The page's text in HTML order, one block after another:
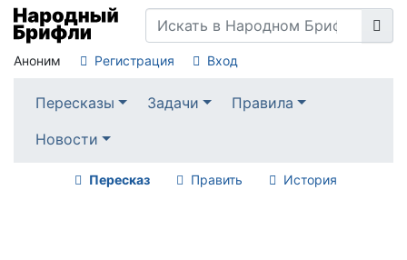
Аноним Регистрация Вход
Пересказы Задачи
Правила
Новости
Пересказ Править История